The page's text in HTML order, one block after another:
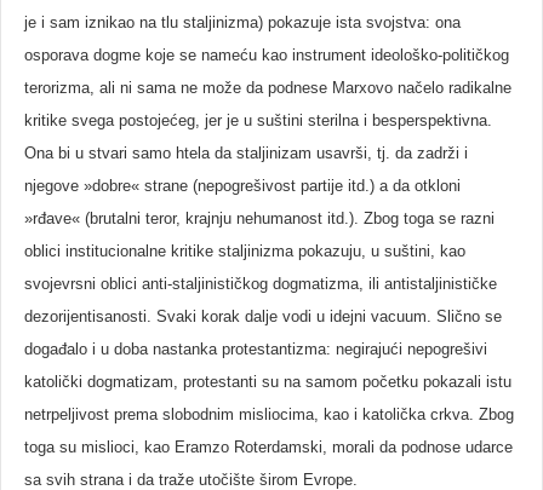
je i sam iznikao na tlu staljinizma) pokazuje ista svojstva: ona
osporava dogme koje se nameću kao instrument ideološko-političkog
terorizma, ali ni sama ne može da podnese Marxovo načelo radikalne
kritike svega postojećeg, jer je u suštini sterilna i besperspektivna.
Ona bi u stvari samo htela da staljinizam usavrši, tj. da zadrži i
njegove »dobre« strane (nepogrešivost partije itd.) a da otkloni
»rđave« (brutalni teror, krajnju nehumanost itd.). Zbog toga se razni
oblici institucionalne kritike staljinizma pokazuju, u suštini, kao
svojevrsni oblici anti-staljinističkog dogmatizma, ili antistaljinističke
dezorijentisanosti. Svaki korak dalje vodi u idejni vacuum. Slično se
događalo i u doba nastanka protestantizma: negirajući nepogrešivi
katolički dogmatizam, protestanti su na samom početku pokazali istu
netrpeljivost prema slobodnim misliocima, kao i katolička crkva. Zbog
toga su mislioci, kao Eramzo Roterdamski, morali da podnose udarce
sa svih strana i da traže utočište širom Evrope.